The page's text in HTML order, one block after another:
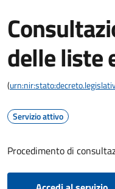
delle liste
(
Servizio attivo
Procedimento di